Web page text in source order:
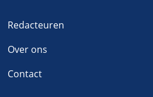
Redacteuren
Over ons
Contact